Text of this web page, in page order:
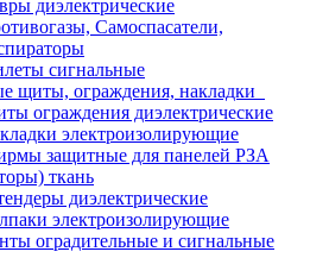
диэлектрические
Самоспасатели,
сигнальные
щиты, ограждения, накладки
ограждения диэлектрические
электроизолирующие
защитные для панелей РЗА
ткань
диэлектрические
электроизолирующие
оградительные и сигнальные